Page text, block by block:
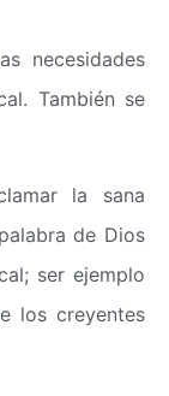
necesidades
También se
la sana
de Dios
ser ejemplo
los creyentes